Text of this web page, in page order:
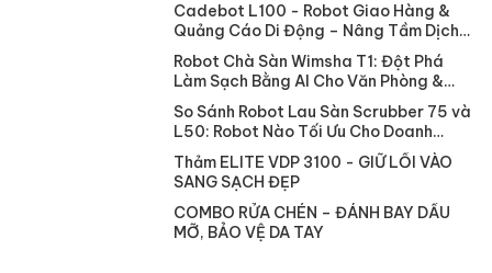
Cadebot L100 - Robot Giao Hàng &
Quảng Cáo Di Động – Nâng Tầm Dịch
Vụ 4.0
Robot Chà Sàn Wimsha T1: Đột Phá
Làm Sạch Bằng AI Cho Văn Phòng &
Khách Sạn
So Sánh Robot Lau Sàn Scrubber 75 và
L50: Robot Nào Tối Ưu Cho Doanh
Nghiệp?
Thảm ELITE VDP 3100 - GIỮ LỐI VÀO
SANG SẠCH ĐẸP
COMBO RỬA CHÉN – ĐÁNH BAY DẦU
MỠ, BẢO VỆ DA TAY